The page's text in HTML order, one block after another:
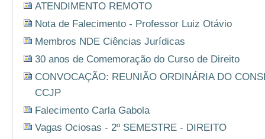
ATENDIMENTO REMOTO
Nota de Falecimento - Professor Luiz Otávio
Membros NDE Ciências Jurídicas
30 anos de Comemoração do Curso de Direito
CONVOCAÇÃO: REUNIÃO ORDINÁRIA DO
CCJP
Falecimento Carla Gabola
Vagas Ociosas - 2º SEMESTRE - DIREITO